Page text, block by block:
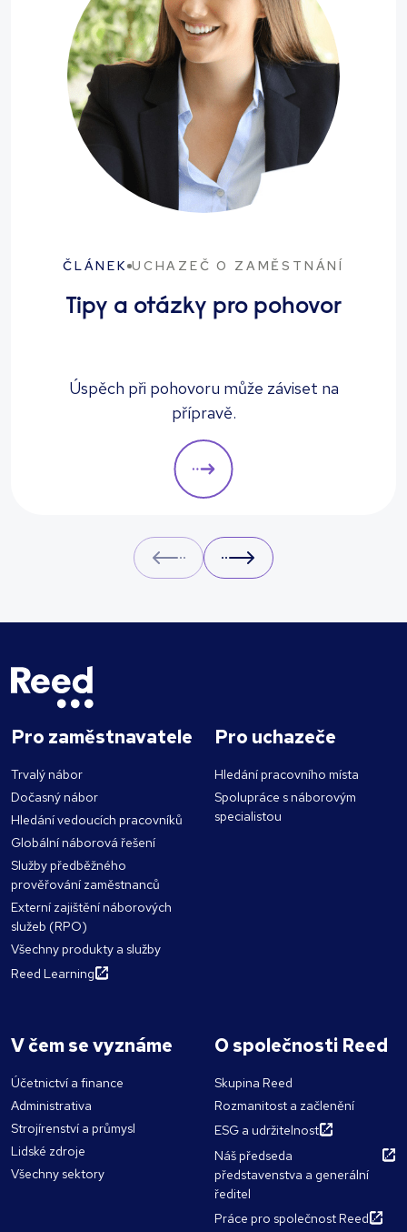
ČLÁNEK UCHAZEČ O ZAMĚSTNÁNÍ
Tipy a otázky pro pohovor
Úspěch při pohovoru může záviset na
přípravě.
Prev Next
Pro zaměstnavatele
Trvalý nábor
Dočasný nábor
Hledání vedoucích pracovníků
Globální náborová řešení
Služby předběžného
prověřování zaměstnanců
Externí zajištění náborových
služeb (RPO)
Všechny produkty a služby
Reed Learning
Pro uchazeče
Hledání pracovního místa
Spolupráce s náborovým
specialistou
V čem se vyznáme
Účetnictví a finance
Administrativa
Strojírenství a průmysl
Lidské zdroje
Všechny sektory
O společnosti Reed
Skupina Reed
Rozmanitost a začlenění
ESG a udržitelnost
Náš předseda
představenstva a generální
ředitel
Práce pro společnost Reed